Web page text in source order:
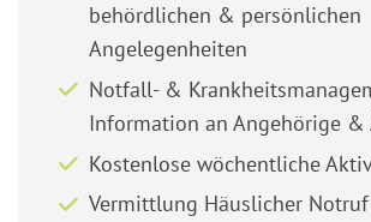
behördlichen & persönlichen
Angelegenheiten
Notfall- &
Information an Angehörige &
Kostenlose wöchentliche
Vermittlung Häuslicher